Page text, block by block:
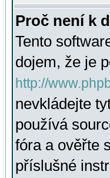
Proč není k
Tento
dojem, že je
http://
nevkládejte
používá
fóra a ověřte
příslušné